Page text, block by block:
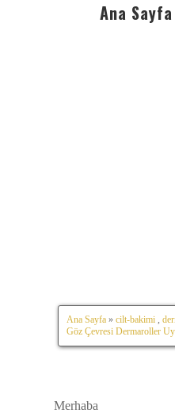
Ana Sayfa
Ana Sayfa » cilt-bakimi ,
Göz Çevresi Dermaroller
Merhaba